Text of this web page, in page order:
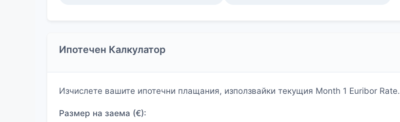
Ипотечен Калкулатор
Изчислете вашите ипотечни плащания, използвайки текущия Month 1 Euribor Rate.
Размер на заема (€):